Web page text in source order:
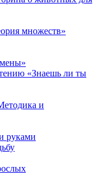
множеств»
«Знаешь ли ты
и
руками